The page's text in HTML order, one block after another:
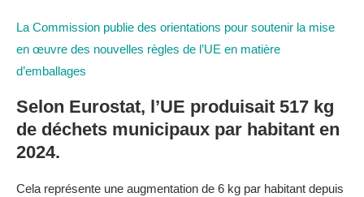
La Commission publie des orientations pour soutenir la mise
en œuvre des nouvelles règles de l’UE en matière
d’emballages
Selon Eurostat, l’UE produisait 517 kg
de déchets municipaux par habitant en
2024.
Cela représente une augmentation de 6 kg par habitant depuis